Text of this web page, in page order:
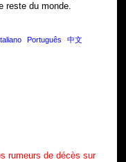
reste du monde.
Italiano Português 中文
rumeurs de décès sur